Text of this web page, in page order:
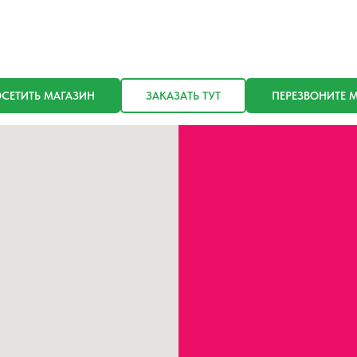
МАГАЗИН ЗАКАЗАТЬ ТУТ ПЕРЕЗВОНИТЕ